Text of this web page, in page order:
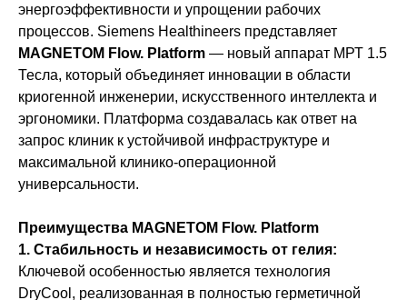
энергоэффективности и упрощении рабочих
процессов. Siemens Healthineers представляет
MAGNETOM Flow. Platform — новый аппарат МРТ 1.5
Тесла, который объединяет инновации в области
криогенной инженерии, искусственного интеллекта и
эргономики. Платформа создавалась как ответ на
запрос клиник к устойчивой инфраструктуре и
максимальной клинико-операционной
универсальности.
Преимущества MAGNETOM Flow. Platform
1. Стабильность и независимость от гелия:
Ключевой особенностью является технология
DryCool, реализованная в полностью герметичной